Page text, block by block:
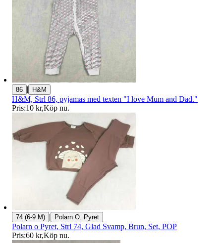
86 | H&M
H&M, Strl 86, pyjamas med texten "I love Mum and Dad."
Pris:10 kr,Köp nu.
74 (6-9 M) | Polarn O. Pyret
Polarn o Pyret, Strl 74, Glad Svamp, Brun, Set, POP
Pris:60 kr,Köp nu.